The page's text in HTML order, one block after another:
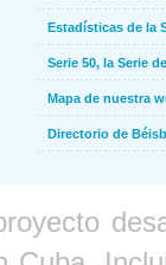
Estadísticas de la
Serie 50, la Serie
Mapa de nuestra
Directorio de